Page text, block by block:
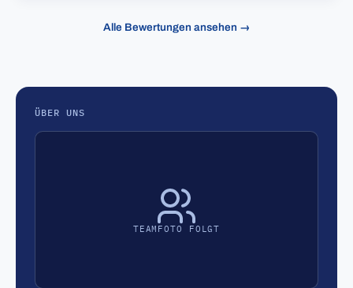
Alle Bewertungen ansehen →
ÜBER UNS
TEAMFOTO FOLGT